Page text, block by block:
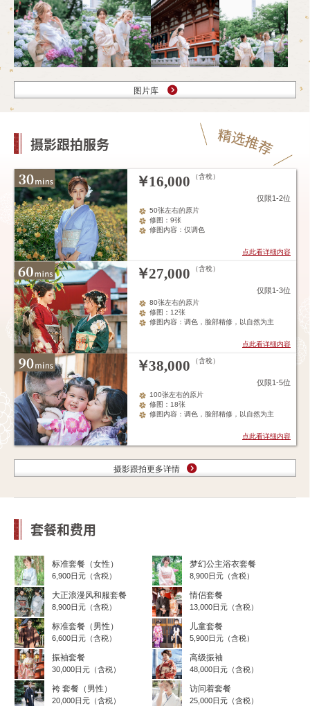
图片库
摄影跟拍服务
￥16,000 （含稅）
仅限1-2位
50张左右的原片
修图：9张
修图内容：仅调色
点此看详细内容
￥27,000 （含稅）
仅限1-3位
80张左右的原片
修图：12张
修图内容：调色，脸部精修，以自然为主
点此看详细内容
￥38,000 （含稅）
仅限1-5位
100张左右的原片
修图：18张
修图内容：调色，脸部精修，以自然为主
点此看详细内容
摄影跟拍更多详情
套餐和费用
标准套餐（女性）
6,900日元（含税）
梦幻公主浴衣套餐
8,900日元（含税）
大正浪漫风和服套餐
8,900日元（含税）
情侣套餐
13,000日元（含税）
标准套餐（男性）
6,600日元（含税）
儿童套餐
5,900日元（含税）
振袖套餐
30,000日元（含税）
高级振袖
48,000日元（含税）
袴 套餐（男性）
20,000日元（含税）
访问着套餐
25,000日元（含税）